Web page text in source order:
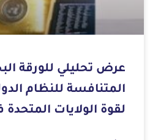
عرض تحليلي للورقة
المتنافسة للنظام
لقوة الولايات